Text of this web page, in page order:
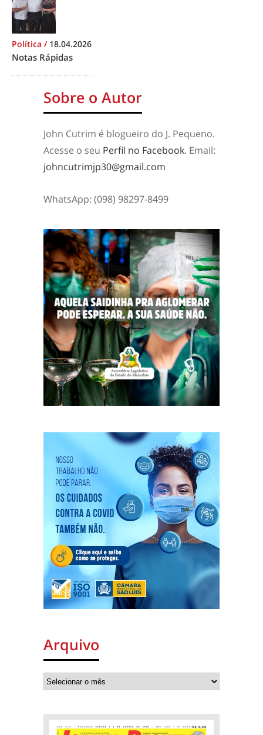
Política / 18.04.2026
Notas Rápidas
Sobre o Autor
John Cutrim é blogueiro do J. Pequeno.
Acesse o seu Perfil no Facebook. Email:
johncutrimjp30@gmail.com
WhatsApp: (098) 98297-8499
Arquivo